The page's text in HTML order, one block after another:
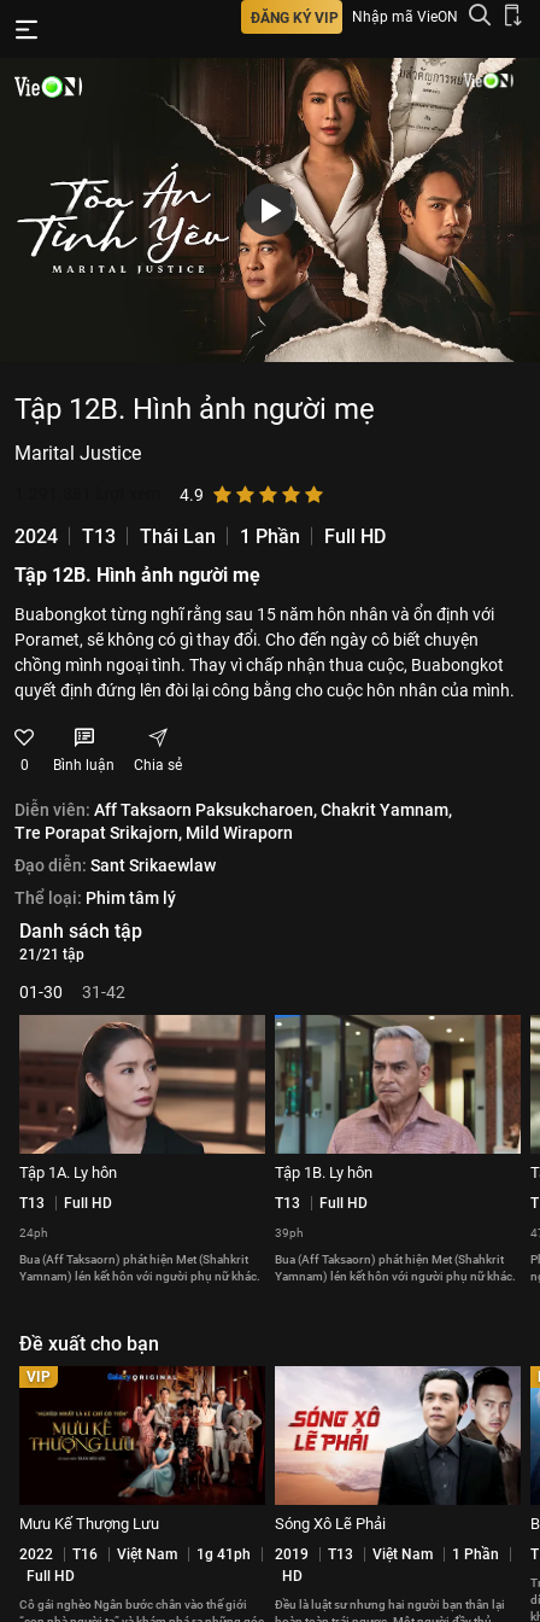
ĐĂNG KÝ VIP Nhập mã VieON
Tập 12B. Hình ảnh người mẹ
Marital Justice
4.9
2024 T13 Thái Lan 1 Phần
Full HD
Tập 12B. Hình ảnh người mẹ
Buabongkot từng nghĩ rằng sau 15 năm hôn nhân và ổn định với
Poramet, sẽ không có gì thay đổi. Cho đến ngày cô biết chuyện
chồng mình ngoại tình. Thay vì chấp nhận thua cuộc, Buabongkot
quyết định đứng lên đòi lại công bằng cho cuộc hôn nhân của mình.
0 Bình luận Chia sẻ
Diễn viên: Aff Taksaorn Paksukcharoen,Chakrit Yamnam,
Tre Porapat Srikajorn, Mild Wiraporn
Đạo diễn: Sant Srikaewlaw
Thể loại: Phim tâm lý
Danh sách tập
21/21 tập
01-30 31-42
Tập 1A. Ly hôn
T13 Full HD
24ph
Bua (Aff Taksaorn) phát hiện Met (Shahkrit
Yamnam) lén kết hôn với người phụ nữ khác.
Tập 1B. Ly hôn
T13 Full HD
39ph
Bua (Aff Taksaorn) phát hiện Met (Shahkrit
Yamnam) lén kết hôn với người phụ nữ khác.
Đề xuất cho bạn
VIP
Mưu Kế Thượng Lưu
2022 T16 Việt Nam
1g 41ph
Full HD
Cô gái nghèo Ngân bước chân vào thế giới
Sóng Xô Lẽ Phải
2019 T13 Việt Nam
1 Phần
HD
Đều là luật sư nhưng hai người bạn thân lại